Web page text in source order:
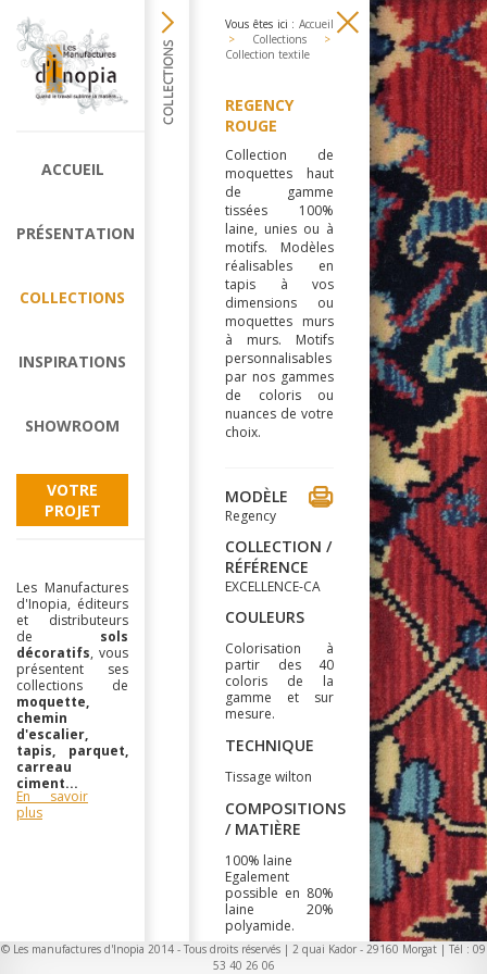
ACCUEIL
PRÉSENTATION
COLLECTIONS
INSPIRATIONS
SHOWROOM
VOTRE
PROJET
Les Manufactures
d'Inopia, éditeurs
et distributeurs
de sols
décoratifs, vous
présentent ses
collections de
moquette,
chemin
d'escalier,
tapis, parquet,
carreau
ciment...
En savoir
plus
Vous êtes ici : Accueil
>
Collections
>
Collection textile
REGENCY
ROUGE
Collection de
moquettes haut
de gamme
tissées 100%
laine, unies ou à
motifs. Modèles
réalisables en
tapis à vos
dimensions ou
moquettes murs
à murs. Motifs
personnalisables
par nos gammes
de coloris ou
nuances de votre
choix.
MODÈLE
Regency
COLLECTION /
RÉFÉRENCE
EXCELLENCE-CA
COULEURS
Colorisation à
partir des 40
coloris de la
gamme et sur
mesure.
TECHNIQUE
Tissage wilton
COMPOSITIONS
/ MATIÈRE
100% laine
Egalement
possible en 80%
laine 20%
polyamide.
LARGEUR
© Les manufactures d'Inopia 2014 - Tous droits réservés | 2 quai Kador - 29160 Morgat | Tél : 09
53 40 26 06